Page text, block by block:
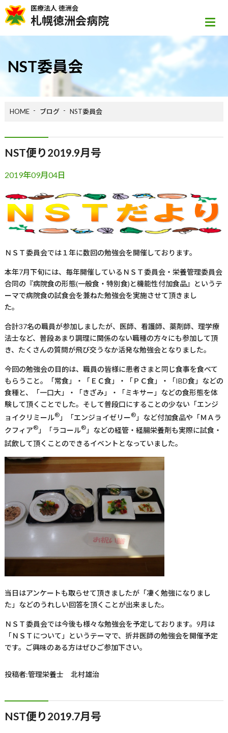
医療法人 徳洲会
札幌徳洲会病院
NST委員会
HOME ブログ NST委員会
NST便り2019.9月号
2019年09月04日
ＮＳＴ委員会では１年に数回の勉強会を開催しております。
本年7月下旬には、毎年開催しているＮＳＴ委員会・栄養管理委員会
合同の『病院食の形態(一般食・特別食)と機能性付加食品』というテ
ーマで病院食の試食会を兼ねた勉強会を実施させて頂きまし
た。
合計37名の職員が参加しましたが、医師、看護師、薬剤師、理学療
法士など、普段あまり調理に関係のない職種の方々にも参加して頂
き、たくさんの質問が飛び交うなか活発な勉強会となりました。
今回の勉強会の目的は、職員の皆様に患者さまと同じ食事を食べて
もらうこと。「常食」・「ＥＣ食」・「ＰＣ食」・「IBD食」などの
食種と、「一口大」・「きざみ」・「ミキサー」などの食形態を体
験して頂くことでした。そして普段口にすることの少ない「エンジ
ョイクリミール®」「エンジョイゼリー®」など付加食品や「ＭＡラ
クフィア®」「ラコール®」などの経管・経腸栄養剤も実際に試食・
試飲して頂くことのできるイベントとなっていました。
当日はアンケートも取らせて頂きましたが「凄く勉強になりまし
た」などのうれしい回答を頂くことが出来ました。
ＮＳＴ委員会では今後も様々な勉強会を予定しております。9月は
「ＮＳＴについて」というテーマで、折井医師の勉強会を開催予定
です。ご興味のある方はぜひご参加下さい。
投稿者:管理栄養士 北村雄治
NST便り2019.7月号